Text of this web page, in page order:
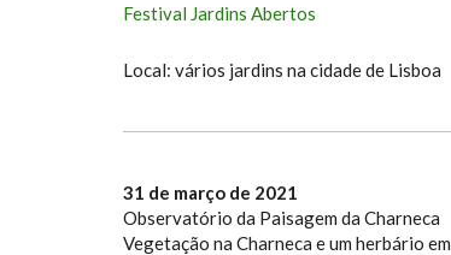
Festival Jardins Abertos
Local: vários jardins na cidade de Lisboa
31 de março de 2021
Observatório da Paisagem da Charneca
Vegetação na Charneca e um herbário em